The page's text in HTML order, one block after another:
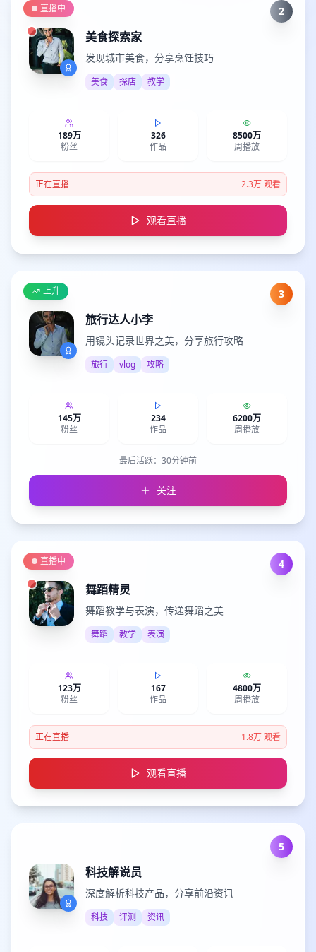
2
直播中
美食探索家
发现城市美食，分享烹饪技巧
美食 探店 教学
189万
粉丝
326
作品
8500万
周播放
正在直播 2.3万观看
观看直播
3
上升
旅行达人小李
用镜头记录世界之美，分享旅行攻略
旅行 vlog 攻略
145万
粉丝
234
作品
6200万
周播放
最后活跃： 30分钟前
关注
4
直播中
舞蹈精灵
舞蹈教学与表演，传递舞蹈之美
舞蹈 教学 表演
123万
粉丝
167
作品
4800万
周播放
正在直播 1.8万观看
观看直播
5
科技解说员
深度解析科技产品，分享前沿资讯
科技 评测 资讯